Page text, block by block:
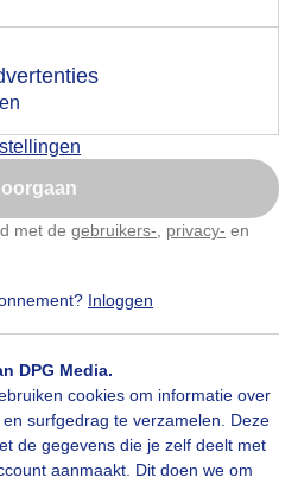
met de gebruikers- privacy- en
Inloggen
DPG Media.
cookies om informatie over
surfgedrag te verzamelen. Deze
de gegevens die je zelf deelt met
aanmaakt. Dit doen we om
13-06-2026, 21x bekeken
de popup
later
dit aan te passen